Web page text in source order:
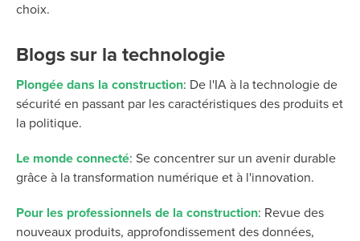
choix.
Blogs sur la technologie
Plongée dans la construction: De l'IA à la technologie de
sécurité en passant par les caractéristiques des produits et
la politique.
Le monde connecté: Se concentrer sur un avenir durable
grâce à la transformation numérique et à l'innovation.
Pour les professionnels de la construction: Revue des
nouveaux produits, approfondissement des données,